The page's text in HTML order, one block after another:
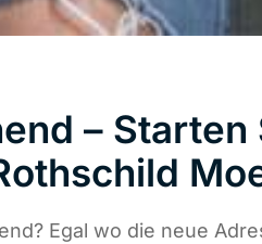
– Starten
Egal wo die neue